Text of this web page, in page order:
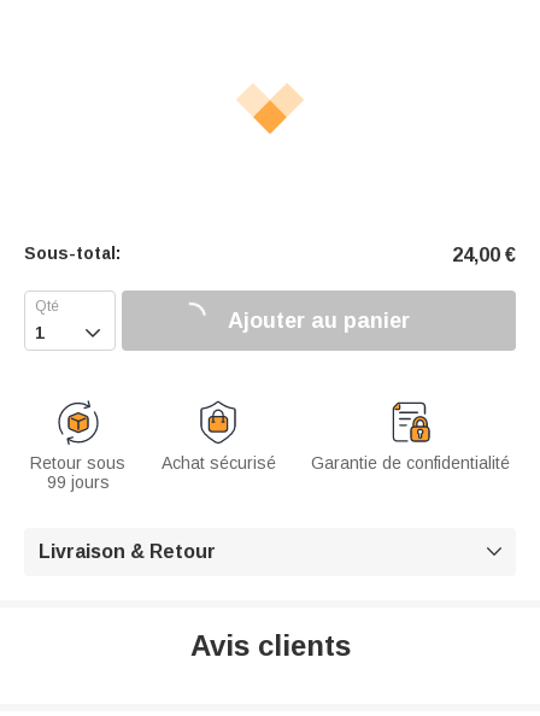
Sous-total: 24,00 €
 Ajouter au panier
Retour sous
99 jours
Achat sécurisé Garantie de confidentialité
Livraison & Retour 
Avis clients